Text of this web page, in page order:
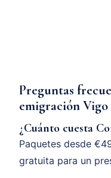
Preguntas
emigración Vigo
¿Cuánto cuesta
Paquetes desde
gratuita para un